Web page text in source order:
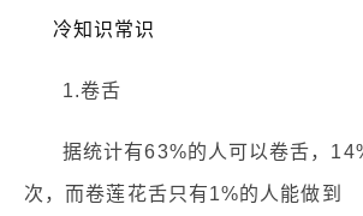
冷知识常识
1.卷舌
据统计有63%的人可以卷舌，
次，而卷莲花舌只有1%的人能做到